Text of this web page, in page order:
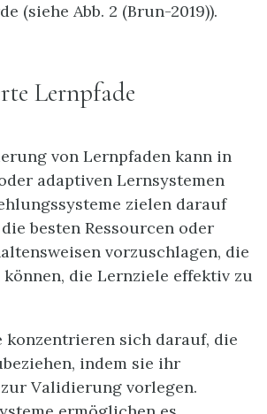
(siehe Abb. 2 (Brun-2019)).
Lernpfade
von Lernpfaden kann in
adaptiven Lernsystemen
zielen darauf
besten Ressourcen oder
vorzuschlagen, die
die Lernziele effektiv zu
konzentrieren sich darauf, die
indem sie ihr
Validierung vorlegen.